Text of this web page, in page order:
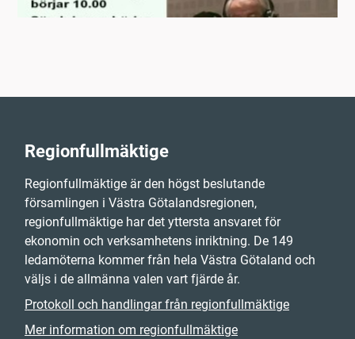
Regionfullmäktige
Regionfullmäktige är den högst beslutande
församlingen i Västra Götalandsregionen,
regionfullmäktige har det yttersta ansvaret för
ekonomin och verksamhetens inriktning. De 149
ledamöterna kommer från hela Västra Götaland och
väljs i de allmänna valen vart fjärde år.
Protokoll och handlingar från regionfullmäktige
Mer information om regionfullmäktige